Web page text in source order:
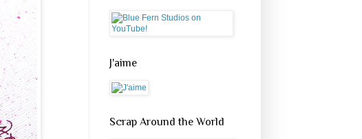
J'aime
Scrap Around the World